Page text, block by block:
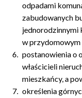
odpadami
zabudowanych
jednorodzinnymi
w
postanowienia o
właścicieli
mieszkańcy, a
określenia